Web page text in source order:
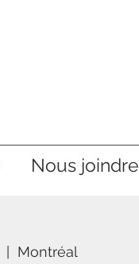
Nous joindre
|
Montréal